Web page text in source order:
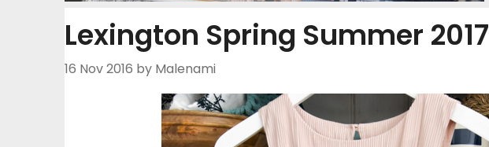
Lexington Spring Summer 2017
16 Nov 2016 by Malenami